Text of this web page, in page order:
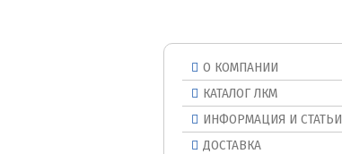
О КОМПАНИИ
КАТАЛОГ ЛКМ
ИНФОРМАЦИЯ И СТАТЬИ
ДОСТАВКА